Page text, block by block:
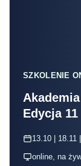
SZKOLENIE
Edycja 11
13.10 | 18.11
online, na